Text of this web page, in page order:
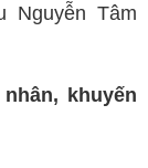
Nguyễn Tâm
khuyến